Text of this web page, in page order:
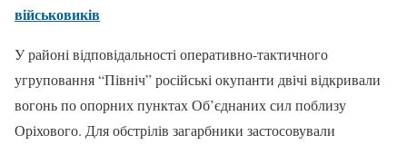
військовиків
У районі відповідальності оперативно-тактичного
угруповання “Північ” російські окупанти двічі відкривали
вогонь по опорних пунктах Об’єднаних сил поблизу
Оріхового. Для обстрілів загарбники застосовували